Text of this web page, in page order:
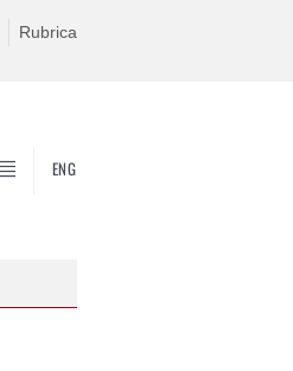
Rubrica
ENG